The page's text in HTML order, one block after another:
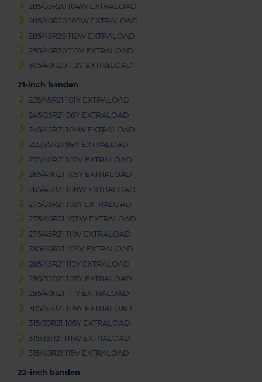
285/35R20 104W EXTRALOAD
285/40R20 108W EXTRALOAD
285/45R20 112W EXTRALOAD
295/40R20 110V EXTRALOAD
305/40R20 112V EXTRALOAD
21-inch banden
235/45R21 101Y EXTRALOAD
245/35R21 96Y EXTRALOAD
245/45R21 104W EXTRALOAD
255/35R21 98Y EXTRALOAD
255/40R21 102V EXTRALOAD
265/40R21 105Y EXTRALOAD
265/45R21 108W EXTRALOAD
275/35R21 103Y EXTRALOAD
275/40R21 107W EXTRALOAD
275/45R21 110V EXTRALOAD
285/40R21 109V EXTRALOAD
285/45R21 113Y EXTRALOAD
295/35R21 107Y EXTRALOAD
295/40R21 111Y EXTRALOAD
305/35R21 109Y EXTRALOAD
315/30R21 105Y EXTRALOAD
315/35R21 111W EXTRALOAD
315/40R21 115V EXTRALOAD
22-inch banden